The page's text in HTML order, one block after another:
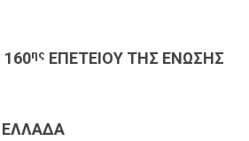
160ης ΕΠΕΤΕΙΟΥ ΤΗΣ ΕΝΩΣΗΣ